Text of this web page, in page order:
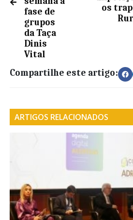
fase de
grupos
da Taça
Dinis
Vital
os
Compartilhe este artigo:
ARTIGOS RELACIONADOS